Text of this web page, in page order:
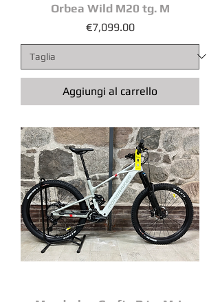
Orbea Wild M20 tg. M
Prezzo
€7,099.00
Aggiungi al carrello